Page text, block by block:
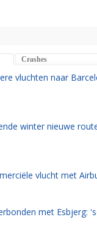
Crashes
vluchten naar
winter nieuwe
vlucht met
met Esbjerg: